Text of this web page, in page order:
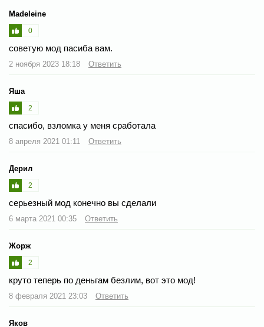
Madeleine
0
советую мод пасиба вам.
2 ноября 2023 18:18 Ответить
Яша
2
спасибо, взломка у меня сработала
8 апреля 2021 01:11 Ответить
Дерил
2
серьезный мод конечно вы сделали
6 марта 2021 00:35 Ответить
Жорж
2
круто теперь по деньгам безлим, вот это мод!
8 февраля 2021 23:03 Ответить
Яков